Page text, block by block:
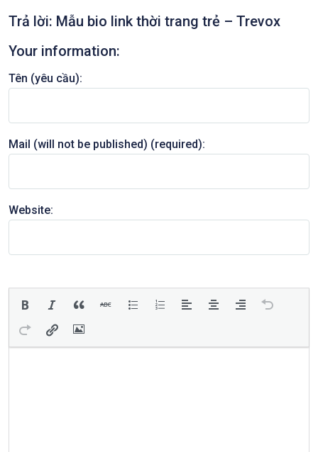
Trả lời: Mẫu bio link thời trang trẻ – Trevox
Your information:
Tên (yêu cầu):
Mail (will not be published) (required):
Website: